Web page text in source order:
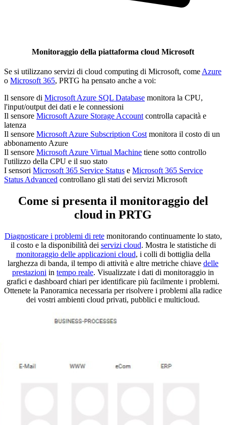
Monitoraggio della piattaforma cloud Microsoft
Se si utilizzano servizi di cloud computing di Microsoft, come Azure
o Microsoft 365, PRTG ha pensato anche a voi:
Il sensore di Microsoft Azure SQL Database monitora la CPU,
l'input/output dei dati e le connessioni
Il sensore Microsoft Azure Storage Account controlla capacità e
latenza
Il sensore Microsoft Azure Subscription Cost monitora il costo di un
abbonamento Azure
Il sensore Microsoft Azure Virtual Machine tiene sotto controllo
l'utilizzo della CPU e il suo stato
I sensori Microsoft 365 Service Status e Microsoft 365 Service
Status Advanced controllano gli stati dei servizi Microsoft
Come si presenta il monitoraggio del
cloud in PRTG
Diagnosticare i problemi di retemonitorando continuamente lo stato,
il costo e la disponibilità dei servizi cloud. Mostra le statistiche di
monitoraggio delle applicazioni cloud, i colli di bottiglia della
larghezza di banda, il tempo di attività e altre metriche chiave delle
prestazioni in tempo reale. Visualizzate i dati di monitoraggio in
grafici e dashboard chiari per identificare più facilmente i problemi.
Ottenete la Panoramica necessaria per risolvere i problemi alla radice
dei vostri ambienti cloud privati, pubblici e multicloud.